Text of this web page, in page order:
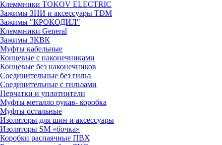
Клеммники TOKOV ELECTRIC
Зажимы ЗНИ и аксессуары TDM
Зажимы "КРОКОДИЛ"
Клеммники General
Зажимы 3КВК
Муфты кабельные
Концевые с наконечниками
Концевые без наконечников
Соединительные без гильз
Соединительные с гильзами
Перчатки и уплотнители
Муфты металло рукав- коробка
Муфты остальные
Изоляторы для шин и аксессуары
Изоляторы SM «бочка»
Коробки распаячные ПВХ